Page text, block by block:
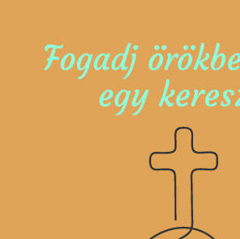
Fogadj
egy